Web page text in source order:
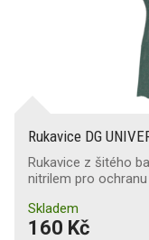
Rukavice DG
Rukavice z šitého
nitrilem pro
Skladem
160 Kč